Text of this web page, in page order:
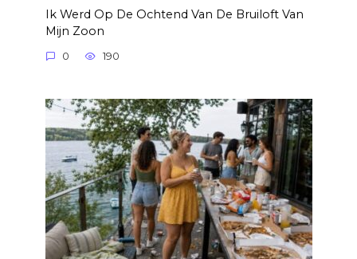
Ik Werd Op De Ochtend Van De Bruiloft Van
Mijn Zoon
0 190